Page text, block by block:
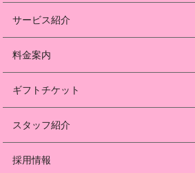
サービス紹介
料金案内
ギフトチケット
スタッフ紹介
採用情報